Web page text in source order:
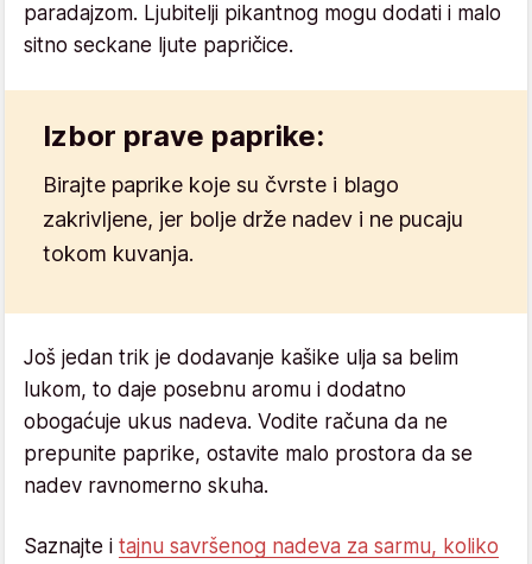
paradajzom. Ljubitelji pikantnog mogu dodati i malo
sitno seckane ljute papričice.
Izbor prave paprike:
Birajte paprike koje su čvrste i blago
zakrivljene, jer bolje drže nadev i ne pucaju
tokom kuvanja.
Još jedan trik je dodavanje kašike ulja sa belim
lukom, to daje posebnu aromu i dodatno
obogaćuje ukus nadeva. Vodite računa da ne
prepunite paprike, ostavite malo prostora da se
nadev ravnomerno skuha.
Saznajte i tajnu savršenog nadeva za sarmu, koliko